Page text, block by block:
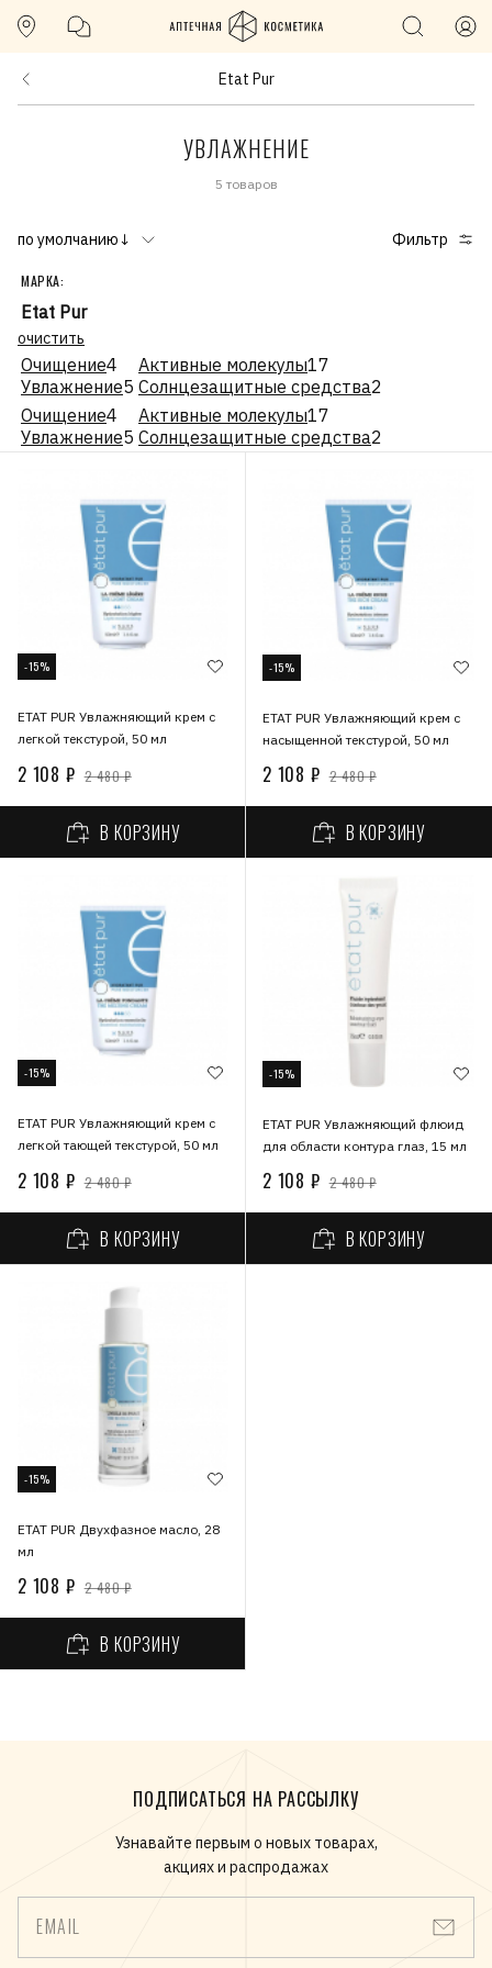
Etat Pur
УВЛАЖНЕНИЕ
5 товаров
по умолчанию↓ Фильтр
МАРКА:
Etat Pur
очистить
Очищение4
Увлажнение5
Активные молекулы17
Солнцезащитные средства2
Очищение4
Увлажнение5
Активные молекулы17
Солнцезащитные средства2
-15%
ETAT PUR Увлажняющий крем с
легкой текстурой, 50 мл
2 108 ₽ 2 480 ₽
В КОРЗИНУ
-15%
ETAT PUR Увлажняющий крем с
насыщенной текстурой, 50 мл
2 108 ₽ 2 480 ₽
В КОРЗИНУ
-15%
ETAT PUR Увлажняющий крем с
легкой тающей текстурой, 50 мл
2 108 ₽ 2 480 ₽
В КОРЗИНУ
-15%
ETAT PUR Увлажняющий флюид
для области контура глаз, 15 мл
2 108 ₽ 2 480 ₽
В КОРЗИНУ
-15%
ETAT PUR Двухфазное масло, 28
мл
2 108 ₽ 2 480 ₽
В КОРЗИНУ
ПОДПИСАТЬСЯ НА РАССЫЛКУ
Узнавайте первым о новых товарах,
акциях и распродажах
EMAIL